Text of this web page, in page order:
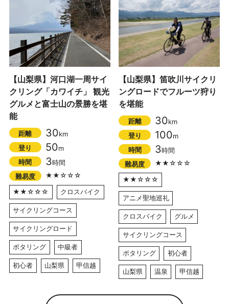
【山梨県】河口湖一周サイ
クリング「カワイチ」 観光
グルメと富士山の景勝を堪
能
距離 30km
登り
50m
時間
3時間
難易度
★★☆☆☆
★★☆☆☆
クロスバイク
サイクリングコース
サイクリングロード
ポタリング 中級者
初心者 山梨県 甲信越
【山梨県】笛吹川サイクリ
ングロードでフルーツ狩り
を堪能
距離 30km
登り
100m
時間
3時間
難易度
★★☆☆☆
★★☆☆☆
アニメ聖地巡礼
クロスバイク グルメ
サイクリングコース
ポタリング 初心者
山梨県 温泉 甲信越